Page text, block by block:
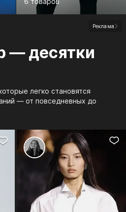
Реклама
— десятки
легко становятся
— от повседневных до